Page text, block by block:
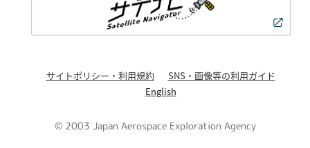
サイトポリシー・利用規約
SNS・画像等の利用ガイド
English
© 2003 Japan Aerospace Exploration Agency